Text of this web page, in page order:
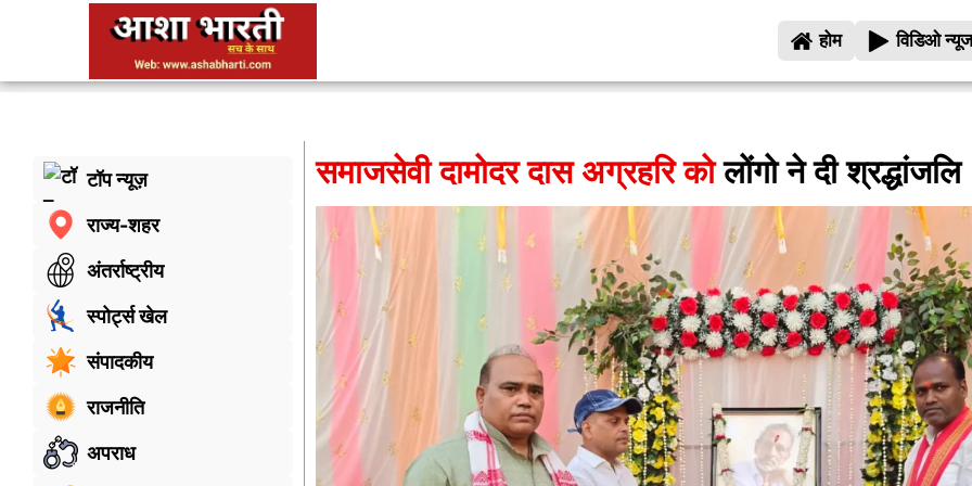
होम विडिओ न्यूज
टॉप न्यूज़
राज्य-शहर
अंतर्राष्ट्रीय
स्पोर्ट्स खेल
संपादकीय
राजनीति
अपराध
समाजसेवी दामोदर दास अग्रहरि कोलोंगो ने दी श्रद्धांजलि